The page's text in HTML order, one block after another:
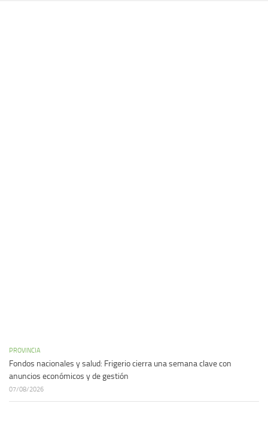
PROVINCIA
Fondos nacionales y salud: Frigerio cierra una semana clave con
anuncios económicos y de gestión
07/08/2026